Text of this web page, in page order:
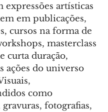
expressões artísticas
em publicações,
cursos na forma de
masterclass
curta duração,
ações do universo
como
gravuras, fotografias,